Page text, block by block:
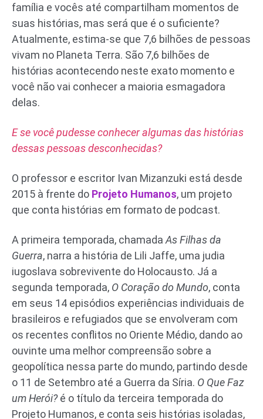
família e vocês até compartilham momentos de
suas histórias, mas será que é o suficiente?
Atualmente, estima-se que 7,6 bilhões de pessoas
vivam no Planeta Terra. São 7,6 bilhões de
histórias acontecendo neste exato momento e
você não vai conhecer a maioria esmagadora
delas.
E se você pudesse conhecer algumas das histórias
dessas pessoas desconhecidas?
O professor e escritor Ivan Mizanzuki está desde
2015 à frente do Projeto Humanos, um projeto
que conta histórias em formato de podcast.
A primeira temporada, chamada As Filhas da
Guerra, narra a história de Lili Jaffe, uma judia
iugoslava sobrevivente do Holocausto. Já a
segunda temporada, O Coração do Mundo, conta
em seus 14 episódios experiências individuais de
brasileiros e refugiados que se envolveram com
os recentes conflitos no Oriente Médio, dando ao
ouvinte uma melhor compreensão sobre a
geopolítica nessa parte do mundo, partindo desde
o 11 de Setembro até a Guerra da Síria. O Que Faz
um Herói?é o título da terceira temporada do
Projeto Humanos, e conta seis histórias isoladas,